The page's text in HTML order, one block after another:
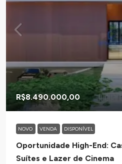
R$8.490.000,00
NOVO VENDA DISPONÍVEL
Oportunidade High-End:
Suítes e Lazer de Cinema